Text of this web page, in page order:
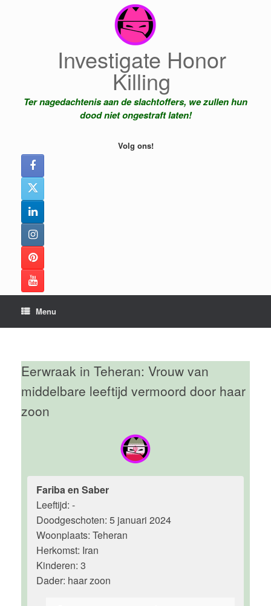
Investigate Honor
Killing
Ter nagedachtenis aan de slachtoffers, we zullen hun
dood niet ongestraft laten!
Volg ons!
Menu
Eerwraak in Teheran: Vrouw van
middelbare leeftijd vermoord door haar
zoon
Fariba en Saber
Leeftijd: -
Doodgeschoten: 5 januari 2024
Woonplaats: Teheran
Herkomst: Iran
Kinderen: 3
Dader: haar zoon